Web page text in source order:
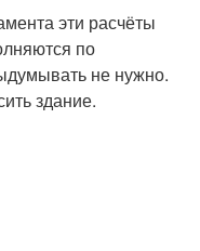
эти расчёты
по
не нужно.
здание.